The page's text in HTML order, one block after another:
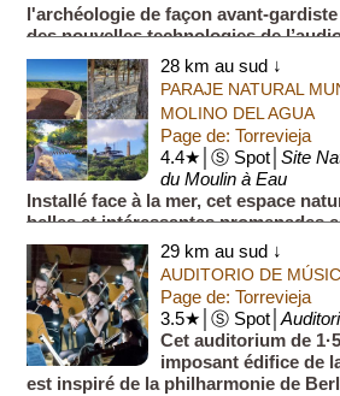
l'archéologie de façon avant-
des nouvelles technologies de
consacré au passé de la région, de la
28 km au sud ↓
PARAJE NATURAL
MOLINO DEL AGUA
Page de: Torrevieja
4.4★│Ⓢ Spot│Site
du Moulin à Eau
Installé face à la mer, cet espace
belles et intéressantes promenades
garigue et les pins.
Le parc tire son nom d'un ancien puits
Agua...
29 km au sud ↓
AUDITORIO DE
Page de: Torrevieja
3.5★│Ⓢ Spot│
Cet auditorium de
imposant édifice de
est inspiré de la philharmonie de